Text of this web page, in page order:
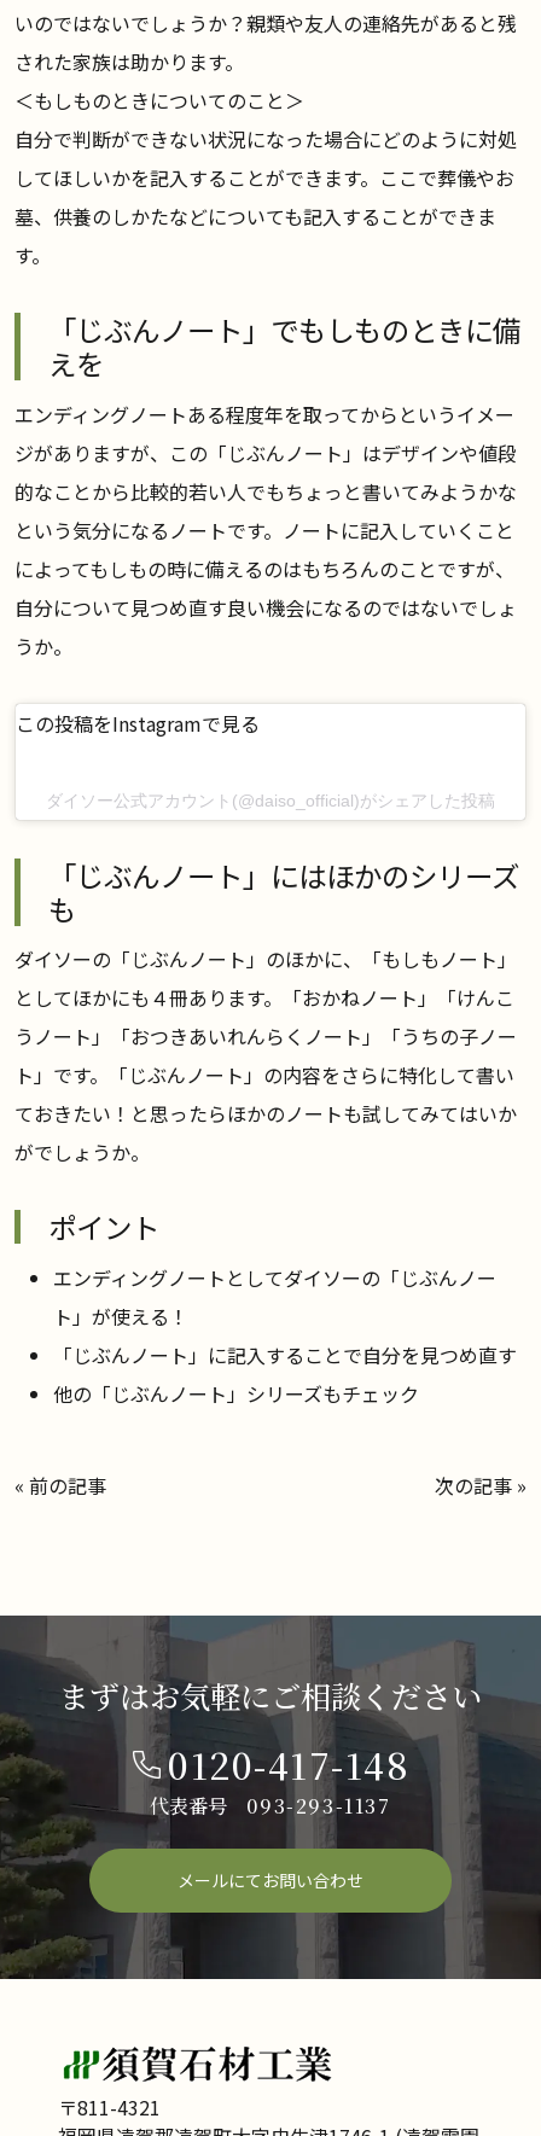
いのではないでしょうか？親類や友人の連絡先があると残
された家族は助かります。
＜もしものときについてのこと＞
自分で判断ができない状況になった場合にどのように対処
してほしいかを記入することができます。ここで葬儀やお
墓、供養のしかたなどについても記入することができま
す。
「じぶんノート」でもしものときに備
えを
エンディングノートある程度年を取ってからというイメー
ジがありますが、この「じぶんノート」はデザインや値段
的なことから比較的若い人でもちょっと書いてみようかな
という気分になるノートです。ノートに記入していくこと
によってもしもの時に備えるのはもちろんのことですが、
自分について見つめ直す良い機会になるのではないでしょ
うか。
この投稿をInstagramで見る
ダイソー公式アカウント(@daiso_official)がシェアした投稿
「じぶんノート」にはほかのシリーズ
も
ダイソーの「じぶんノート」のほかに、「もしもノート」
としてほかにも４冊あります。「おかねノート」「けんこ
うノート」「おつきあいれんらくノート」「うちの子ノー
ト」です。「じぶんノート」の内容をさらに特化して書い
ておきたい！と思ったらほかのノートも試してみてはいか
がでしょうか。
ポイント
エンディングノートとしてダイソーの「じぶんノー
ト」が使える！
「じぶんノート」に記入することで自分を見つめ直す
他の「じぶんノート」シリーズもチェック
« 前の記事 次の記事 »
まずはお気軽にご相談ください
0120-417-148
代表番号 093-293-1137
メールにてお問い合わせ
〒811-4321